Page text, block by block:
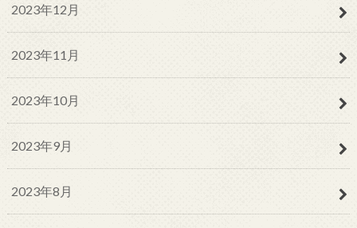
2023年12月
2023年11月
2023年10月
2023年9月
2023年8月